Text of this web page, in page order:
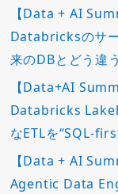
【Data + AI
Databricksのサ
来のDBとどう違
【Data+AI
Databricks
なETLを“SQL-
【Data + AI
Agentic Data